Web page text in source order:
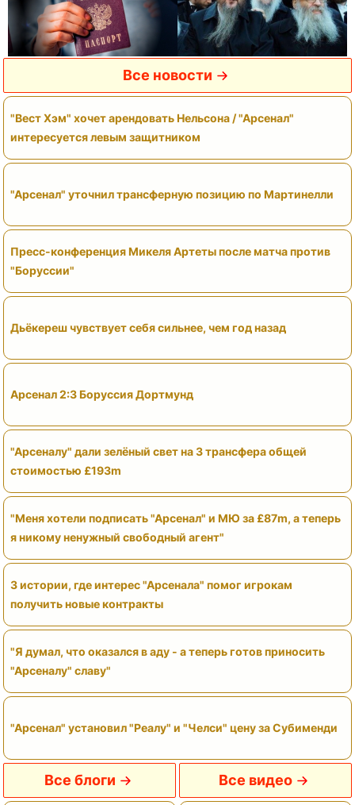
Все новости
"Вест Хэм" хочет арендовать Нельсона / "Арсенал"
интересуется левым защитником
"Арсенал" уточнил трансферную позицию по Мартинелли
Пресс-конференция Микеля Артеты после матча против
"Боруссии"
Дьёкереш чувствует себя сильнее, чем год назад
Арсенал 2:3 Боруссия Дортмунд
"Арсеналу" дали зелёный свет на 3 трансфера общей
стоимостью £193m
"Меня хотели подписать "Арсенал" и МЮ за £87m, а теперь
я никому ненужный свободный агент"
3 истории, где интерес "Арсенала" помог игрокам
получить новые контракты
"Я думал, что оказался в аду - а теперь готов приносить
"Арсеналу" славу"
"Арсенал" установил "Реалу" и "Челси" цену за Субименди
Все блоги Все видео